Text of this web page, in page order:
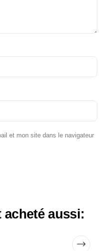
et mon site dans le navigateur
aussi: